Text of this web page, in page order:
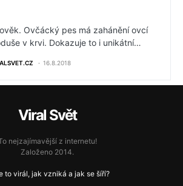
Ovčácký pes má zahánění ovcí
v krvi. Dokazuje to i unikátní…
16.8.2018
Viral Svět
nejzajímavější z internetu!
Založeno 2014.
to virál, jak vzniká a jak se šíří?